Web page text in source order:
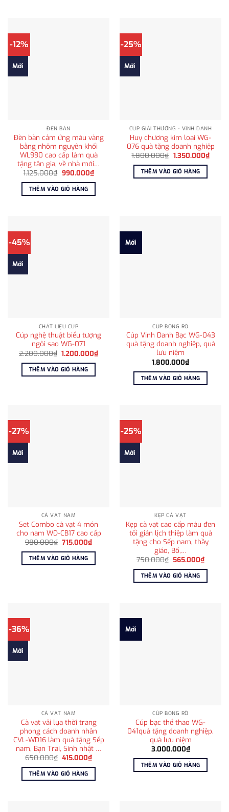
-12%
Mới
ĐÈN BÀN
Đèn bàn cảm ứng màu vàng
bằng nhôm nguyên khối
WL990 cao cấp làm quà
tặng tân gia, về nhà mới…
1.125.000₫ Giá
là:
1.125.000₫.
990.000₫Giá
hiện
tại
990.000₫.
THÊM VÀO GIỎ HÀNG
-25%
Mới
CÚP GIẢI THƯỞNG - VINH DANH
Huy chương kim loại WG-
076 quà tặng doanh nghiệp
1.800.000₫ Giá
là:
1.800.000₫.
1.350.000₫Giá
hiện
THÊM VÀO GIỎ HÀNG
-45%
Mới
CHẤT LIỆU CÚP
Cúp nghệ thuật biểu tượng
ngôi sao WG-071
2.200.000₫ Giá
là:
2.200.000₫.
1.200.000₫Giá
hiện
THÊM VÀO GIỎ HÀNG
Mới
CÚP BÓNG RỔ
Cúp Vinh Danh Bạc WG-043
quà tặng doanh nghiệp, quà
lưu niệm
1.800.000₫
THÊM VÀO GIỎ HÀNG
-27%
Mới
CÀ VẠT NAM
Set Combo cà vạt 4 món
cho nam WD-CB17 cao cấp
980.000₫ Giá
là:
980.000₫.
715.000₫Giá
tại
THÊM VÀO GIỎ HÀNG
-25%
Mới
KẸP CÀ VẠT
Kẹp cà vạt cao cấp màu đen
tối giản lịch thiệp làm quà
tặng cho Sếp nam, thầy
giáo, Bố,…
750.000₫ Giá
là:
750.000₫.
565.000₫Giá
tại
THÊM VÀO GIỎ HÀNG
-36%
Mới
CÀ VẠT NAM
Cà vạt vải lụa thời trang
phong cách doanh nhân
CVL-WD16 làm quà tặng Sếp
nam, Bạn Trai, Sinh nhật …
650.000₫ Giá
là:
650.000₫.
415.000₫Giá
hiện
tại
415.000₫.
THÊM VÀO GIỎ HÀNG
Mới
CÚP BÓNG RỔ
Cúp bạc thể thao WG-
041quà tặng doanh nghiệp,
quà lưu niệm
3.000.000₫
THÊM VÀO GIỎ HÀNG